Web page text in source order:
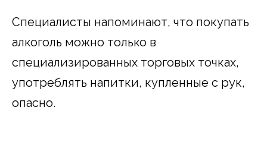
Специалисты напоминают, что покупать
алкоголь можно только в
специализированных торговых точках,
употреблять напитки, купленные с рук,
опасно.